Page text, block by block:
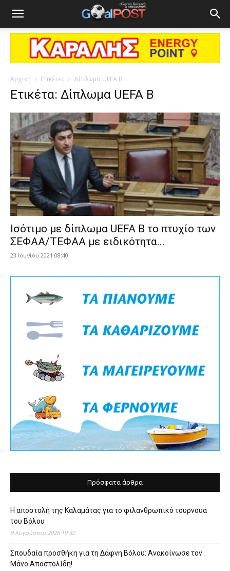
Αρχική Ετικέτες Δίπλωμα UEFA B
Ετικέτα: Δίπλωμα UEFA B
Ισότιμο με δίπλωμα UEFA B το πτυχίο των
ΣΕΦΑΑ/ΤΕΦΑΑ με ειδικότητα...
23 Ιουνίου 2021 08:40
Πρόσφατα άρθρα
Η αποστολή της Καλαμάτας για το φιλανθρωπικό τουρνουά
του Βόλου
9 Αυγούστου 2026 19:32
Σπουδαία προσθήκη για τη Δάφνη Βόλου: Ανακοίνωσε τον
Μάνο Αποστολίδη!